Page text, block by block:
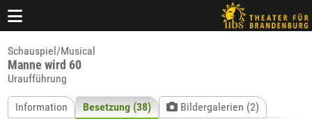
Schauspiel/Musical
Manne wird 60
Uraufführung
Information Besetzung (38) Bildergalerien (2)